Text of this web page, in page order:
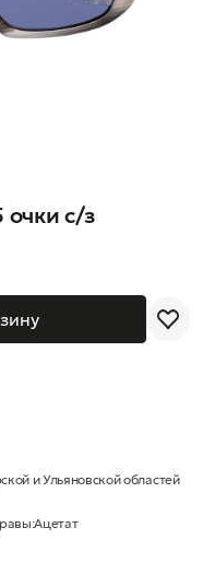
очки с/з
и Ульяновской областей
Ацетат